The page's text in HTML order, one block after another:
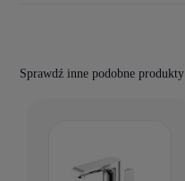
Sprawdź inne podobne produkty